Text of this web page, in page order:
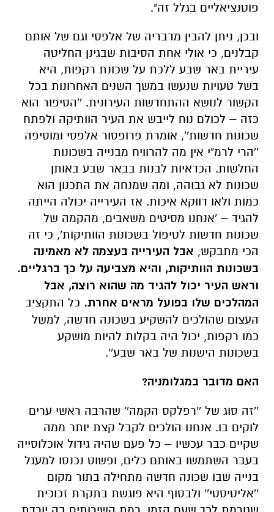
פוטנציאליים בגלל זה".
ובכן, ניתן להבין מדבריה של אלפסי וגם של אותם
קבלנים, כי אולי אחת הסיבות שבגינן החליטה
עיריית באר שבע ללכת על שכונת רקפות, היא
בשל טעויות שנעשו במשך השנים האחרונות בכל
הקשור לנושא ההתחדשות העירונית. ''הסיפור הוא
כזה – לכולם נוח לייבש את העיר הוותיקה ולפתח
שכונות חדשות'', אומרת פרופסור אלפסי ומוסיפה
''הרי לרמ"י אין מה להרוויח מבנייה בשכונות
החלשות. הכדאיות לבנות בבאר שבע באותן
שכונות לא גבוהה, ומה שמנחה את התכנון הוא
כמות ולאו דווקא איכות. אז העירייה יכולה הייתה
להגיד – 'אנחנו מסיטים משאבים, מהקמה של
שכונות חדשות לטיפול בשכונות הוותיקות', כי זה
הכי מתבקש, אבל העירייה בעצמה לא מאמינה
בשכונות הוותיקות, והיא מצביעה על כך ברגליים.
וראש העיר יכול להגיד מה שהוא רוצה, אבל
המהלכים שלו בפועל מראים אחרת. כל התקציב
העצום שהולכים להשקיע בשכונה חדשה, למשל
כמו רקפות, יכול היה בקלות להיות מושקע
בשכונות הישנות של באר שבע''.
האם מדובר במגלומניה?
''זה סוג של ''רפלקס הקמה'' שהרבה ראשי ערים
לוקים בו. אנחנו הולכים לקבל קצת יותר ממה
שקיים כבר עכשיו – כל פעם שהיה גידול אוכלוסייה
בעבר השתמשו באותם כלים, ופשוט נכנסו למעגל
בנייה שבו שכונה חדשה מתחילה בתור מקום
''אליטיסטי'' ולבסוף היא פוגשת בתקרת זכוכית